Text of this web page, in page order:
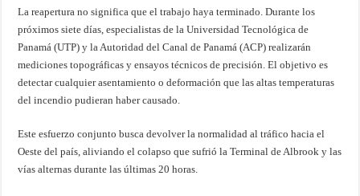
La reapertura no significa que el trabajo haya terminado. Durante los
próximos siete días, especialistas de la Universidad Tecnológica de
Panamá (UTP) y la Autoridad del Canal de Panamá (ACP) realizarán
mediciones topográficas y ensayos técnicos de precisión. El objetivo es
detectar cualquier asentamiento o deformación que las altas temperaturas
del incendio pudieran haber causado.
Este esfuerzo conjunto busca devolver la normalidad al tráfico hacia el
Oeste del país, aliviando el colapso que sufrió la Terminal de Albrook y las
vías alternas durante las últimas 20 horas.